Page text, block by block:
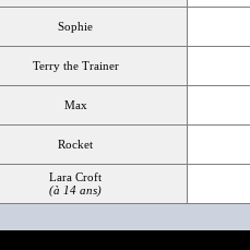
Sophie
Terry the Trainer
Max
Rocket
Lara Croft
(à 14 ans)